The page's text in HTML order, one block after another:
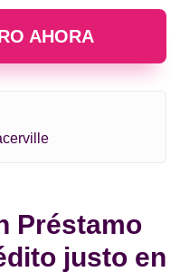
AHORA
Préstamo
justo en